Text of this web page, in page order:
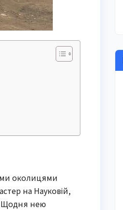
околицями
на Науковій,
Щодня нею